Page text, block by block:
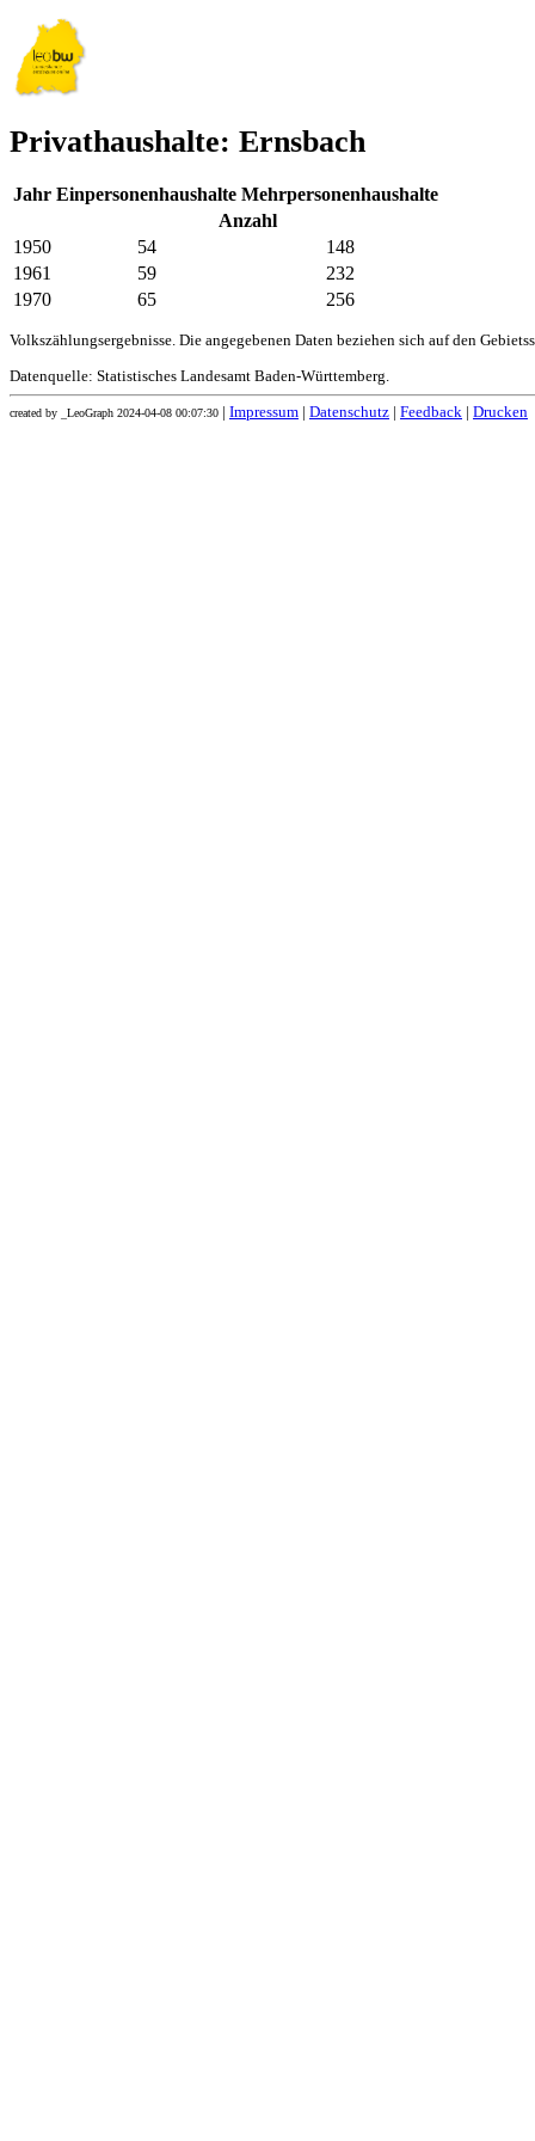
Privathaushalte: Ernsbach
Jahr Einpersonenhaushalte Mehrpersonenhaushalte
Anzahl
1950
54
148
1961
59
232
1970
65 256
Volkszählungsergebnisse. Die angegebenen Daten beziehen sich auf den
Datenquelle: Statistisches Landesamt Baden-Württemberg.
created by _LeoGraph 2024-04-08 00:07:30 Impressum Datenschutz Feedback Drucken